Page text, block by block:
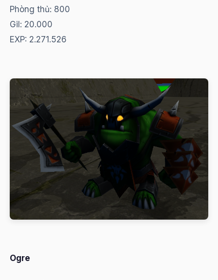
Phòng thủ: 800
Gil: 20.000
EXP: 2.271.526
Ogre